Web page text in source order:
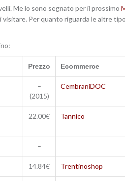
Me lo sono segnato per il prossimo
Per quanto riguarda le altre
Prezzo Ecommerce
–
(2015)
CembraniDOC
22.00€ Tannico
–
14.84€ Trentinoshop